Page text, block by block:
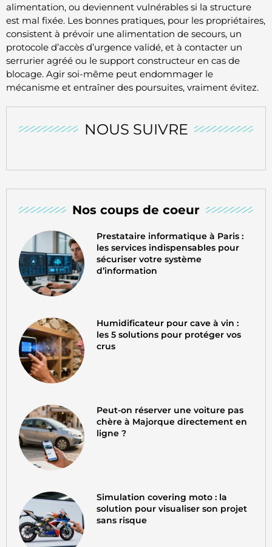
NOUS SUIVRE
Nos coups de coeur
Prestataire informatique à Paris :
les services indispensables pour
sécuriser votre système
d’information
Humidificateur pour cave à vin :
les 5 solutions pour protéger vos
crus
Peut-on réserver une voiture pas
chère à Majorque directement en
ligne ?
Simulation covering moto : la
solution pour visualiser son projet
sans risque
alimentation, ou deviennent vulnérables si la structure
est mal fixée. Les bonnes pratiques, pour les propriétaires,
consistent à prévoir une alimentation de secours, un
protocole d’accès d’urgence validé, et à contacter un
serrurier agréé ou le support constructeur en cas de
blocage. Agir soi-même peut endommager le
mécanisme et entraîner des poursuites, vraiment évitez.